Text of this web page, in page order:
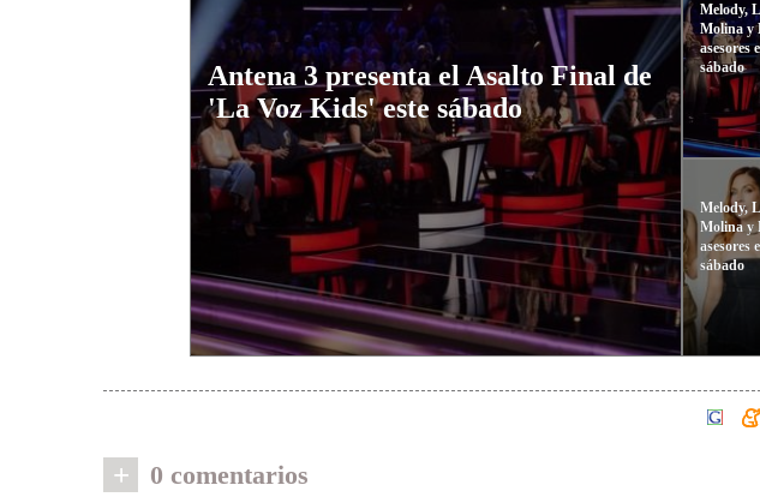
Antena 3 presenta el Asalto Final de
'La Voz Kids' este sábado
Melody,
Molina y
asesores
sábado
Melody,
Molina y
asesores
sábado
+ 0 comentarios